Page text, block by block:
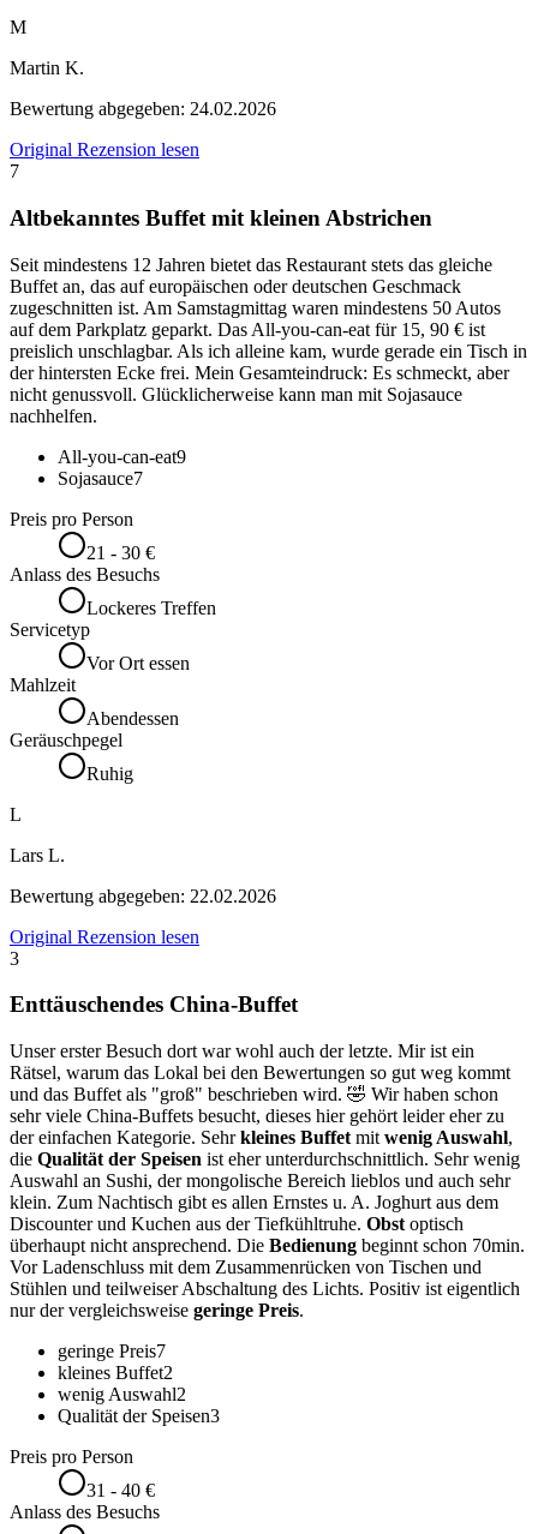
M
Martin K.
Bewertung abgegeben: 24.02.2026
Original Rezension lesen
7
Altbekanntes Buffet mit kleinen Abstrichen
Seit mindestens 12 Jahren bietet das Restaurant stets das gleiche
Buffet an, das auf europäischen oder deutschen Geschmack
zugeschnitten ist. Am Samstagmittag waren mindestens 50 Autos
auf dem Parkplatz geparkt. Das All-you-can-eat für 15, 90 € ist
preislich unschlagbar. Als ich alleine kam, wurde gerade ein Tisch in
der hintersten Ecke frei. Mein Gesamteindruck: Es schmeckt, aber
nicht genussvoll. Glücklicherweise kann man mit Sojasauce
nachhelfen.
All-you-can-eat9
Sojasauce7
Preis pro Person
21 - 30 €
Anlass des Besuchs
Lockeres Treffen
Servicetyp
Vor Ort essen
Mahlzeit
Abendessen
Geräuschpegel
Ruhig
L
Lars L.
Bewertung abgegeben: 22.02.2026
Original Rezension lesen
3
Enttäuschendes China-Buffet
Unser erster Besuch dort war wohl auch der letzte. Mir ist ein
Rätsel, warum das Lokal bei den Bewertungen so gut weg kommt
und das Buffet als "groß" beschrieben wird. 🤣 Wir haben schon
sehr viele China-Buffets besucht, dieses hier gehört leider eher zu
der einfachen Kategorie. Sehrkleines Buffet mit wenig Auswahl,
die Qualität der Speisen ist eher unterdurchschnittlich. Sehr wenig
Auswahl an Sushi, der mongolische Bereich lieblos und auch sehr
klein. Zum Nachtisch gibt es allen Ernstes u. A. Joghurt aus dem
Discounter und Kuchen aus der Tiefkühltruhe. Obst optisch
überhaupt nicht ansprechend. Die Bedienung beginnt schon 70min.
Vor Ladenschluss mit dem Zusammenrücken von Tischen und
Stühlen und teilweiser Abschaltung des Lichts. Positiv ist eigentlich
nur der vergleichsweise geringe Preis.
geringe Preis7
kleines Buffet2
wenig Auswahl2
Qualität der Speisen3
Preis pro Person
31 - 40 €
Anlass des Besuchs